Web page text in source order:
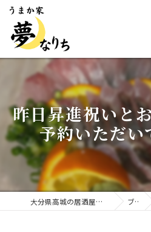
昨日昇進祝いと
予約いただい
大分県高城の居酒屋ならうまか家 夢なりち ブログ